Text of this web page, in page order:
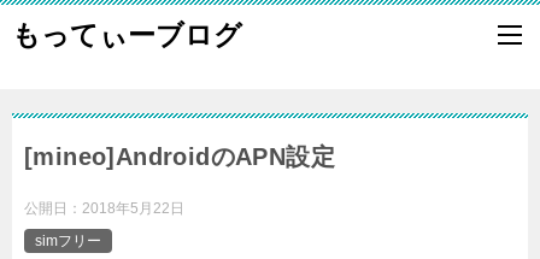
もってぃーブログ
[mineo]AndroidのAPN設定
公開日： 2018年5月22日
simフリー